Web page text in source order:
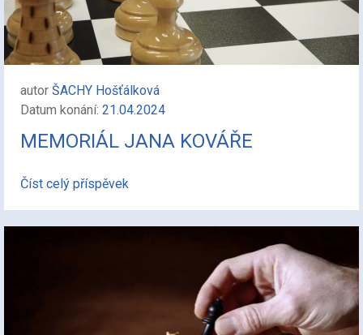
autor ŠACHY Hošťálková
Datum konání: 21.04.2024
MEMORIÁL JANA KOVÁŘE
Číst celý příspěvek